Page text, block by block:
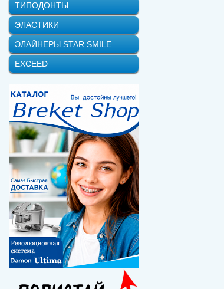
ТИПОДОНТЫ
ЭЛАСТИКИ
ЭЛАЙНЕРЫ STAR SMILE
EXCEED